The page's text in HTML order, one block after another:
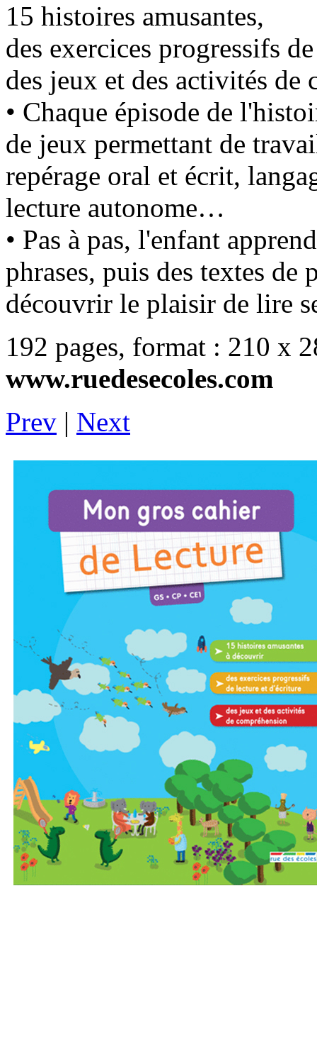
15 histoires amusantes,
des exercices progressifs
des jeux et des activités de
• Chaque épisode de
de jeux permettant de
repérage oral et écrit,
lecture autonome…
• Pas à pas, l'enfant
phrases, puis des textes
découvrir le plaisir de lire
192 pages, format : 210 x
www.ruedesecoles.com
Prev | Next